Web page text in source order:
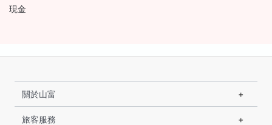
現金
關於山富
旅客服務